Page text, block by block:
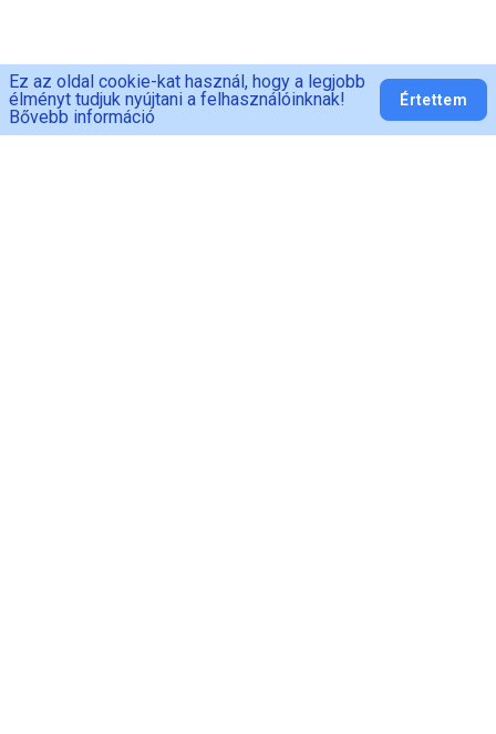
Ez az oldal cookie-kat használ, hogy a legjobb
élményt tudjuk nyújtani a felhasználóinknak!
Bővebb információ
Értettem